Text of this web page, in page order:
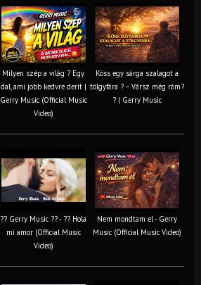
Milyen szép a világ ? Egy
dal, ami jobb kedvre derít |
Gerry Music (Official Music
Video)
Köss egy sárga szalagot a
tölgyfára ?️ – Vársz még rám?
? | Gerry Music
?? Gerry Music ?? - ?? Hola
mi amor (Official Music
Video)
Nem mondtam el - Gerry
Music (Official Music Video)